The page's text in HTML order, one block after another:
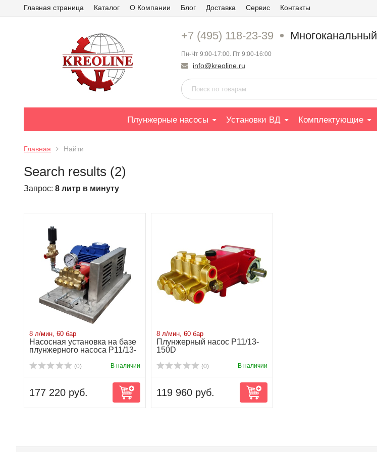
Главная страница Каталог О Компании Блог Доставка Сервис Контакты
+7 (495) 118-23-39 Многоканальный
Пн-Чт 9:00-17:00. Пт 9:00-16:00
info@kreoline.ru
Плунжерные насосы Установки ВД Комплектующие
Главная Найти
Search results (2)
Запрос: 8 литр в минуту
8 л/мин, 60 бар
Насосная установка на базе
плунжерного насоса P11/13-
(0) В наличии
177 220 руб.
8 л/мин, 60 бар
Плунжерный насос P11/13-
150D
(0) В наличии
119 960 руб.